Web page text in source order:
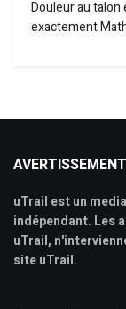
Douleur au
exactement
AVERTISSEMENT
uTrail est un
indépendant. Les
uTrail,
site uTrail.